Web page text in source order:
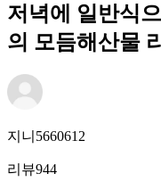
저녁에 일반식
의 모듬해산물
지니5660612
리뷰944